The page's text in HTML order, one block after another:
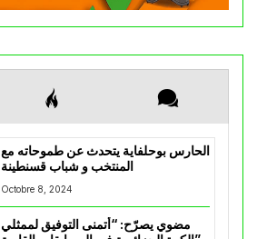
الحارس بوحلفاية يتحدث عن طموحاته مع
المنتخب و شباب قسنطينة
Octobre 8, 2024
مضوي يصرّح: “أتمنى التوفيق لممثلي